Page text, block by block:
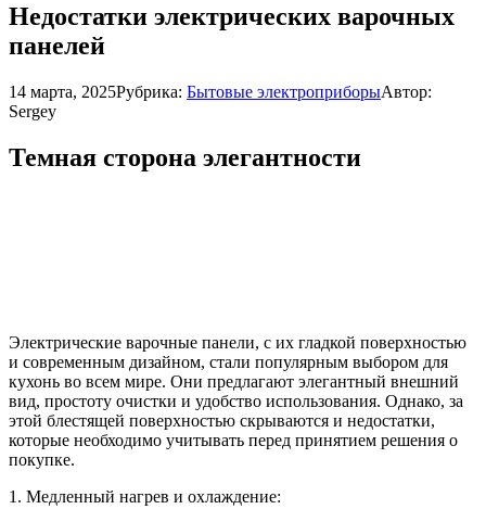
Недостатки электрических варочных
панелей
14 марта, 2025Рубрика: Бытовые электроприборыАвтор:
Sergey
Темная сторона элегантности
Электрические варочные панели, с их гладкой поверхностью
и современным дизайном, стали популярным выбором для
кухонь во всем мире. Они предлагают элегантный внешний
вид, простоту очистки и удобство использования. Однако, за
этой блестящей поверхностью скрываются и недостатки,
которые необходимо учитывать перед принятием решения о
покупке.
1. Медленный нагрев и охлаждение: